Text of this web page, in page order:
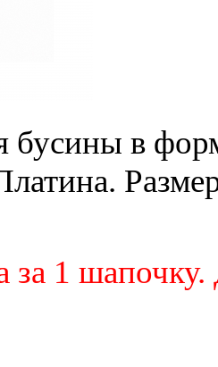
в
за 1 шапочку.